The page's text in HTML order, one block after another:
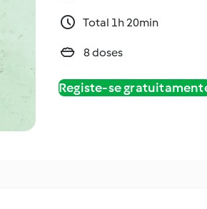
Total 1h 20min
8 doses
Registe-se